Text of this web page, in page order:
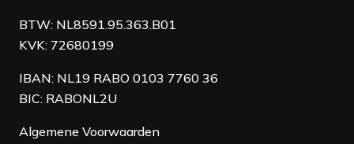
BTW: NL8591.95.363.B01
KVK: 72680199
IBAN: NL19 RABO 0103 7760 36
BIC: RABONL2U
Algemene Voorwaarden